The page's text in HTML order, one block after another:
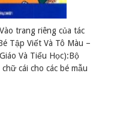
trang riêng của tác
Tập Viết Và Tô Màu –
Và Tiểu Học):Bộ
cái cho các bé mẫu